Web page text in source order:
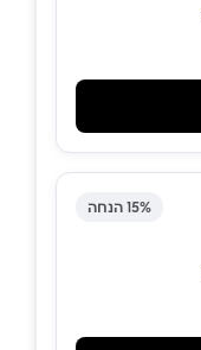
15% הנחה